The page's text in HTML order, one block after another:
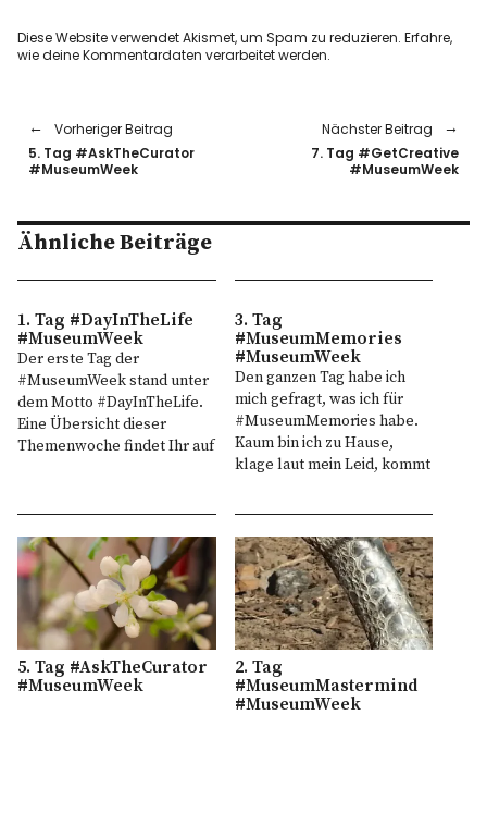
Diese Website verwendet Akismet, um Spam zu reduzieren.Erfahre,
wie deine Kommentardaten verarbeitet werden.
Vorheriger Beitrag
5. Tag #AskTheCurator
#MuseumWeek
Nächster Beitrag
7. Tag #GetCreative
#MuseumWeek
Ähnliche Beiträge
1. Tag #DayInTheLife
#MuseumWeek
Der erste Tag der
#MuseumWeek stand unter
dem Motto #DayInTheLife.
Eine Übersicht dieser
Themenwoche findet Ihr auf
Übersicht und
Zusammenfassung der
Aktion! Der Tag in meinem
Arbeitsalltag hatte heute
seine Höhen und Tiefen, wie
das im Alltag so ist.
Nachdem ich die…
3. Tag
#MuseumMemories
#MuseumWeek
Den ganzen Tag habe ich
mich gefragt, was ich für
#MuseumMemories habe.
Kaum bin ich zu Hause,
klage laut mein Leid, kommt
Antworten kommen in den
Sinn. Also führe ich ein
kleines Interview mit mir
selbst und…
5. Tag #AskTheCurator
#MuseumWeek
2. Tag
#MuseumMastermind
#MuseumWeek